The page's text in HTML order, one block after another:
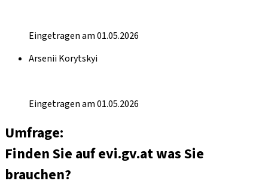
Eingetragen am 01.05.2026
Arsenii Korytskyi
Eingetragen am 01.05.2026
Umfrage:
Finden Sie auf evi.gv.at was Sie
brauchen?